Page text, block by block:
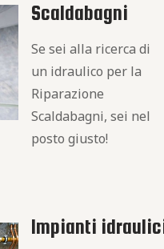
Scaldabagni
Se sei alla ricerca di
un idraulico per la
Riparazione
Scaldabagni, sei nel
posto giusto!
Impianti